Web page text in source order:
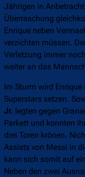
Jährigen in
Überraschung
Enrique neben
verzichten müssen.
Verletzung immer
weiter an das
Im Sturm wird
Superstars setzen.
Jr. legten gegen
Parkett und konnten
drei Toren krönen.
Assists von Messi in
kann sich somit auf
Neben den zwei